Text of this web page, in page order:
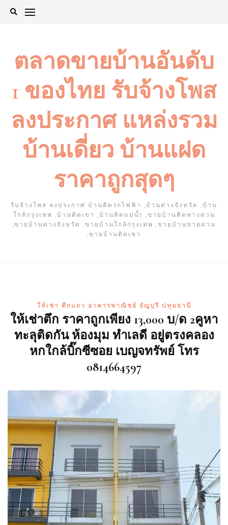
Skip
ตลาดขายบ้านอันดับ
1 ของไทย รับจ้างโพส
ลงประกาศ แหล่งรวม
บ้านเดี่ยว บ้านแฝด
ราคาถูกสุดๆ
รับจ้างโพส ลงประกาศ บ้านติดรถไฟฟ้า ,บ้านต่างจังหวัด ,บ้าน
ใกล้กรุงเทพ ,บ้านติดเขา ,บ้านติดแม่น้ำ ,ขายบ้านติดทางด่วน
,ขายบ้านต่างจังหวัด ,ขายบ้านใกล้กรุงเทพ ,ขายบ้านขายด่วน
,ขายบ้านติดเขา
ให้เช่า ตึกแถว อาคารพาณิชย์ ธัญบุรี ปทุมธานี
ให้เช่าตึก ราคาถูกเพียง 13,000 บ/ด 2คูหา
ทะลุติดกัน ห้องมุม ทำเลดี อยู่ตรงคลอง
หกใกล้บิ๊กซีซอย เบญจทรัพย์ โทร
0814664597